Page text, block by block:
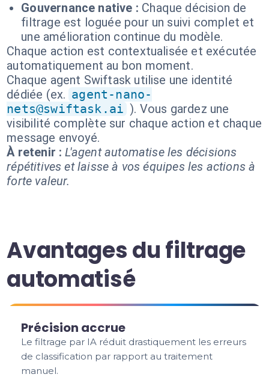
Gouvernance native : Chaque décision de
filtrage est loguée pour un suivi complet et
une amélioration continue du modèle.
Chaque action est contextualisée et exécutée
automatiquement au bon moment.
Chaque agent Swiftask utilise une identité
dédiée (ex. agent-nano-
nets@swiftask.ai ). Vous gardez une
visibilité complète sur chaque action et chaque
message envoyé.
À retenir : L'agent automatise les décisions
répétitives et laisse à vos équipes les actions à
forte valeur.
Avantages du filtrage
automatisé
Précision accrue
Le filtrage par IA réduit drastiquement les erreurs
de classification par rapport au traitement
manuel.